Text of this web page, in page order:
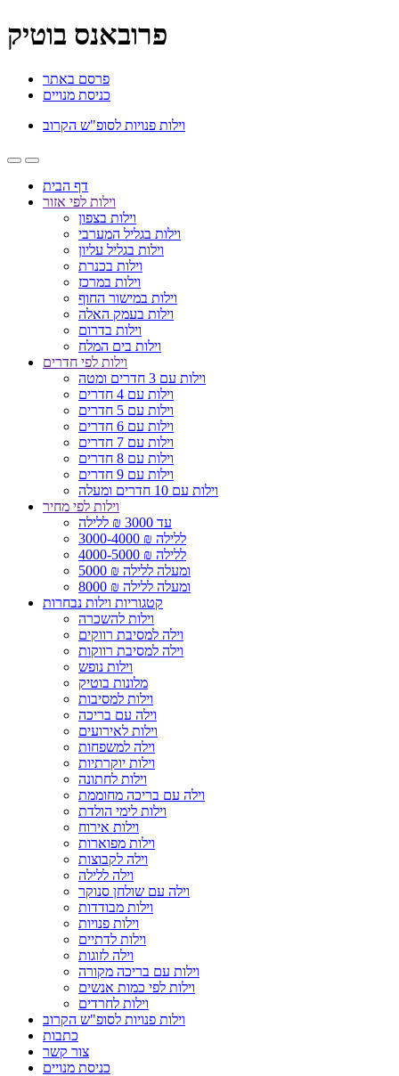
פרובאנס בוטיק
פרסם באתר
כניסת מנויים
וילות פנויות לסופ"ש הקרוב
דף הבית
וילות לפי אזור
וילות בצפון
וילות בגליל המערבי
וילות בגליל עליון
וילות בכנרת
וילות במרכז
וילות במישור החוף
וילות בעמק האלה
וילות בדרום
וילות בים המלח
וילות לפי חדרים
וילות עם 3 חדרים ומטה
וילות עם 4 חדרים
וילות עם 5 חדרים
וילות עם 6 חדרים
וילות עם 7 חדרים
וילות עם 8 חדרים
וילות עם 9 חדרים
וילות עם 10 חדרים ומעלה
וילות לפי מחיר
עד 3000 ₪ ללילה
3000-4000 ₪ ללילה
4000-5000 ₪ ללילה
5000 ₪ ומעלה ללילה
8000 ₪ ומעלה ללילה
קטגוריות וילות נבחרות
וילות להשכרה
וילה למסיבת רווקים
וילה למסיבת רווקות
וילות נופש
מלונות בוטיק
וילות למסיבות
וילה עם בריכה
וילות לאירועים
וילה למשפחות
וילות יוקרתיות
וילות לחתונה
וילה עם בריכה מחוממת
וילות לימי הולדת
וילות אירוח
וילות מפוארות
וילה לקבוצות
וילה ללילה
וילה עם שולחן סנוקר
וילות מבודדות
וילות פנויות
וילות לדתיים
וילה לזוגות
וילות עם בריכה מקורה
וילות לפי כמות אנשים
וילות לחרדים
וילות פנויות לסופ"ש הקרוב
כתבות
צור קשר
כניסת מנויים